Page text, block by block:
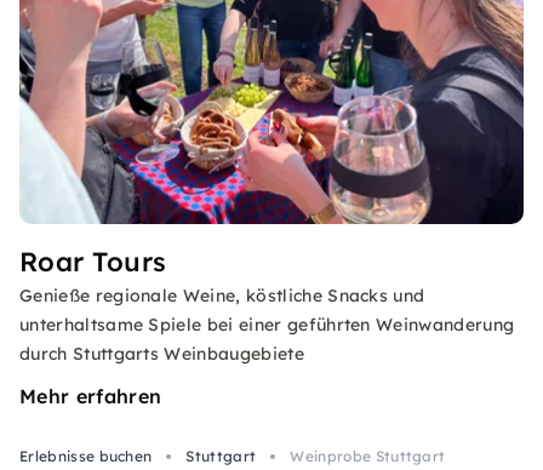
Roar Tours
Genieße regionale Weine, köstliche Snacks und
unterhaltsame Spiele bei einer geführten Weinwanderung
durch Stuttgarts Weinbaugebiete
Mehr erfahren
Erlebnisse buchen Stuttgart Weinprobe Stuttgart